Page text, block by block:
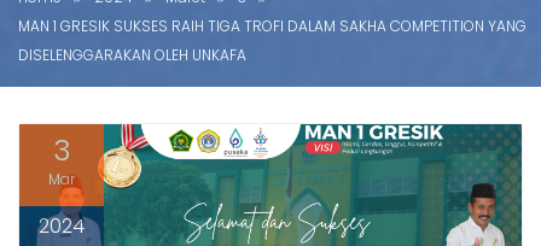
n
MAN 1 GRESIK SUKSES RAIH TIGA TROFI DALAM SAKHA COMPETITION YANG
DISELENGGARAKAN OLEH UNKAFA
3
Mar
2024